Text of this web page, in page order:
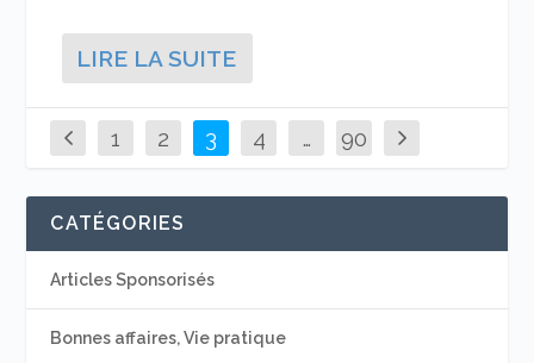
LIRE LA SUITE
1 2 3 4 … 90
CATÉGORIES
Articles Sponsorisés
Bonnes affaires, Vie pratique